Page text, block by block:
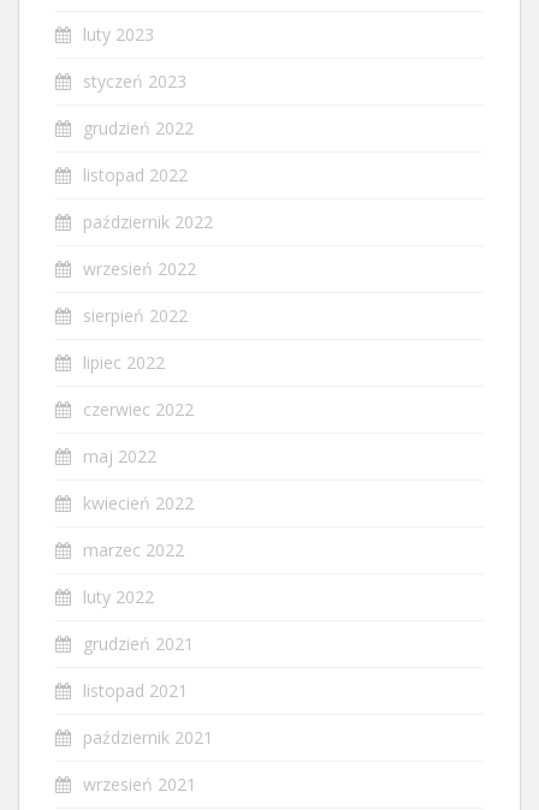
luty 2023
styczeń 2023
grudzień 2022
listopad 2022
październik 2022
wrzesień 2022
sierpień 2022
lipiec 2022
czerwiec 2022
maj 2022
kwiecień 2022
marzec 2022
luty 2022
grudzień 2021
listopad 2021
październik 2021
wrzesień 2021